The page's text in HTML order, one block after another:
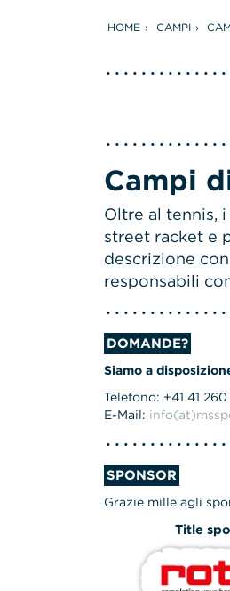
HOME CAMPI
Campi
Oltre al tennis,
street racket e
descrizione
responsabili
DOMANDE?
Siamo a
Telefono: +41 41
E-Mail:
SPONSOR
Grazie mille agli
Title